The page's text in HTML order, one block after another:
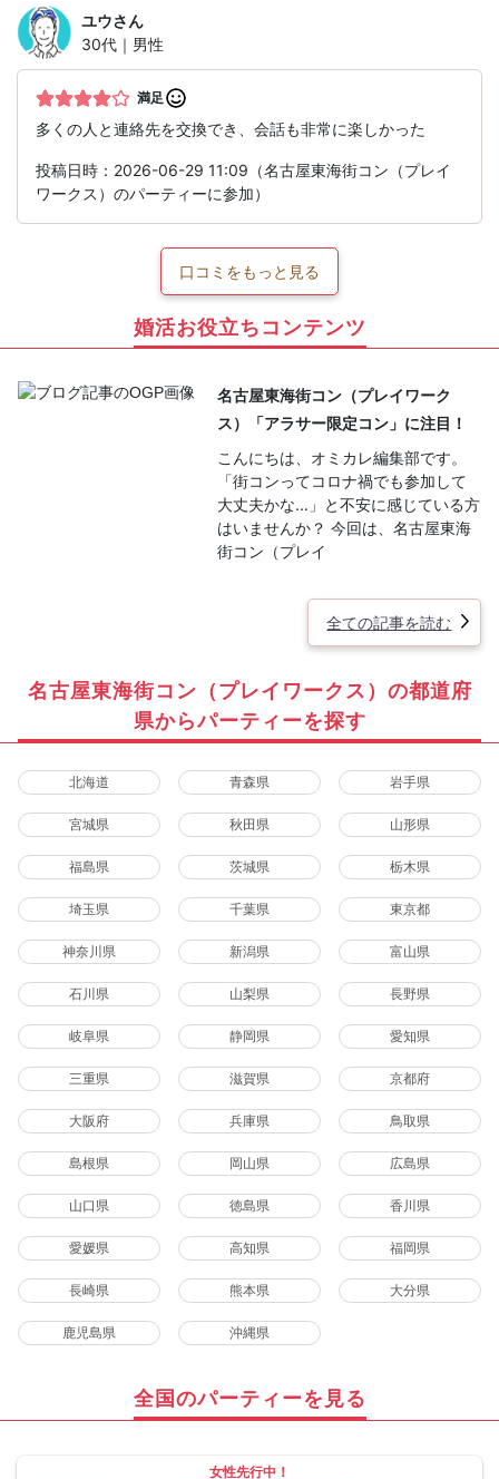
ユウさん
30代｜男性
満足
多くの人と連絡先を交換でき、会話も非常に楽しかった
投稿日時：2026-06-29 11:09（名古屋東海街コン（プレイ
ワークス）のパーティーに参加）
口コミをもっと見る
婚活お役立ちコンテンツ
名古屋東海街コン（プレイワーク
ス）「アラサー限定コン」に注目！
こんにちは、オミカレ編集部です。
「街コンってコロナ禍でも参加して
大丈夫かな…」と不安に感じている方
はいませんか？ 今回は、名古屋東海
街コン（プレイ
全ての記事を読む
名古屋東海街コン（プレイワークス）の都道府
県からパーティーを探す
北海道 青森県 岩手県
宮城県 秋田県 山形県
福島県 茨城県 栃木県
埼玉県 千葉県 東京都
神奈川県 新潟県 富山県
石川県 山梨県 長野県
岐阜県 静岡県 愛知県
三重県 滋賀県 京都府
大阪府 兵庫県 鳥取県
島根県 岡山県 広島県
山口県 徳島県 香川県
愛媛県 高知県 福岡県
長崎県 熊本県 大分県
鹿児島県 沖縄県
全国のパーティーを見る
女性先行中！